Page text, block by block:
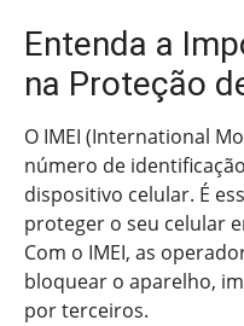
Entenda a
na Proteção
O IMEI (International
número de
dispositivo celular. É
proteger o seu celular
Com o IMEI, as
bloquear o aparelho,
por terceiros.